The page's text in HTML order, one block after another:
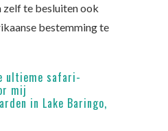
zelf te besluiten ook
bestemming te
ultieme safari-
mij
in Lake Baringo,